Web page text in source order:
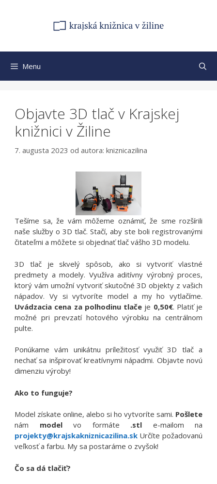
Menu
Objavte 3D tlač v Krajskej
knižnici v Žiline
7. augusta 2023 od autora: kniznicazilina
Tešíme sa, že vám môžeme oznámiť, že sme rozšírili
naše služby o 3D tlač. Stačí, aby ste boli registrovanými
čitateľmi a môžete si objednať tlač vášho 3D modelu.
3D tlač je skvelý spôsob, ako si vytvoriť vlastné
predmety a modely. Využíva aditívny výrobný proces,
ktorý vám umožní vytvoriť skutočné 3D objekty z vašich
nápadov. Vy si vytvoríte model a my ho vytlačíme.
Uvádzacia cena za polhodinu tlače je 0,50€. Platiť je
možné pri prevzatí hotového výrobku na centrálnom
pulte.
Ponúkame vám unikátnu príležitosť využiť 3D tlač a
nechať sa inšpirovať kreatívnymi nápadmi. Objavte novú
dimenziu výroby!
Ako to funguje?
Model získate online, alebo si ho vytvoríte sami. Pošlete
nám modelvo formáte .stl e-mailom na
projekty@krajskakniznicazilina.sk Určíte požadovanú
veľkosť a farbu. My sa postaráme o zvyšok!
Čo sa dá tlačiť?